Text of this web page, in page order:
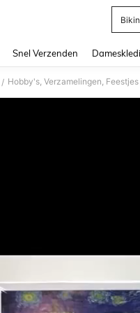
Snel Verzenden
/ Hobby's, Verzamelingen, Feestjes